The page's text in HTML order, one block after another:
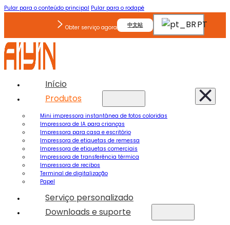
Pular para o conteúdo principal Pular para o rodapé
Obter serviço agora 中文站 PT
Início
Produtos
Mini impressora instantânea de fotos coloridas
Impressora de IA para crianças
Impressora para casa e escritório
Impressora de etiquetas de remessa
Impressora de etiquetas comerciais
Impressora de transferência térmica
Impressora de recibos
Terminal de digitalização
Papel
Serviço personalizado
Downloads e suporte